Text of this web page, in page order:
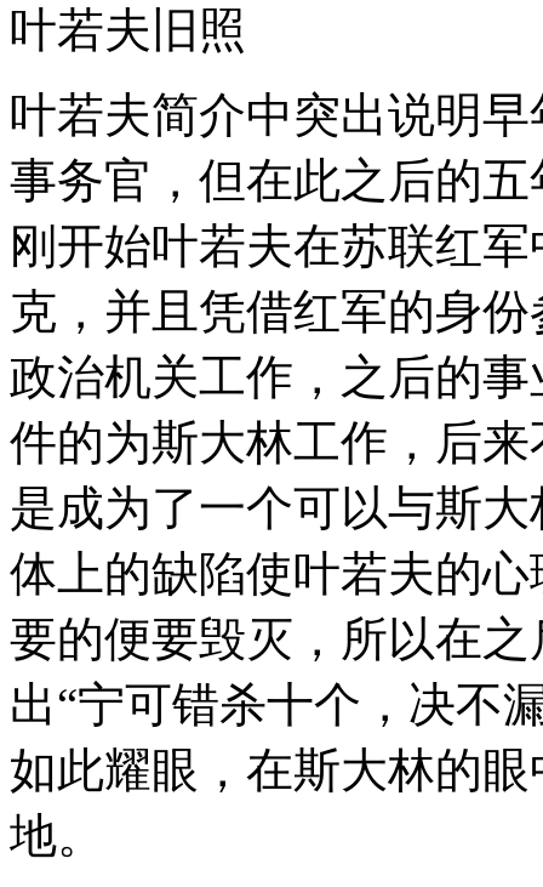
叶若夫旧照
叶若夫简介中突出说明
事务官，但在此之后的
刚开始叶若夫在苏联红
克，并且凭借红军的身
政治机关工作，之后的
件的为斯大林工作，后
是成为了一个可以与斯
体上的缺陷使叶若夫的
要的便要毁灭，所以在
出“宁可错杀十个，决不
如此耀眼，在斯大林的
地。